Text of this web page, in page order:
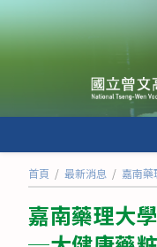
跳
轉
至
內
首頁 / 最新消息 / 嘉南
嘉南藥理大